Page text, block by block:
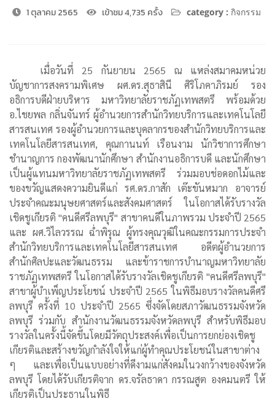
1 ตุลาคม 2565 เข้าชม 4,735 ครั้ง category : กิจกรรม
เมื่อวันที่ 25 กันยายน 2565 ณ แหล่งสมาคมหน่วย
บัญชาการสงครามพิเศษ ผศ.ดร.สุธาสินี ศิริโภคาภิรมย์ รอง
อธิการบดีฝ่ายบริหาร มหาวิทยาลัยราชภัฏเทพสตรี พร้อมด้วย
อ.ไชยพล กลิ่นจันทร์ ผู้อำนวยการสำนักวิทยบริการและเทคโนโลยี
สารสนเทศ รองผู้อำนวยการและบุคลากรของสำนักวิทยบริการและ
เทคโนโลยีสารสนเทศ, คุณกานนท์ เรือนงาม นักวิชาการศึกษา
ชำนาญการ กองพัฒนานักศึกษา สำนักงานอธิการบดี และนักศึกษา
เป็นผู้แทนมหาวิทยาลัยราชภัฏเทพสตรี ร่วมมอบช่อดอกไม้และ
ของขวัญแสดงความยินดีแก่ รศ.ดร.กาสัก เต๊ะขันหมาก อาจารย์
ประจำคณะมนุษยศาสตร์และสังคมศาสตร์ ในโอกาสได้รับรางวัล
เชิดชูเกียรติ "คนดีศรีลพบุรี" สาขาคนดีในภาพรวม ประจำปี 2565
และ ผศ.วิไลวรรณ ฉ่ำพิรุณ ผู้ทรงคุณวุฒิในคณะกรรมการประจำ
สำนักวิทยบริการและเทคโนโลยีสารสนเทศ อดีตผู้อำนวยการ
สำนักศิลปะและวัฒนธรรม และข้าราชการบำนาญมหาวิทยาลัย
ราชภัฏเทพสตรี ในโอกาสได้รับรางวัลเชิดชูเกียรติ "คนดีศรีลพบุรี"
สาขาผู้บำเพ็ญประโยชน์ ประจำปี 2565 ในพิธีมอบรางวัลคนดีศรี
ลพบุรี ครั้งที่ 10 ประจำปี 2565 ซึ่งจัดโดยสภาวัฒนธรรมจังหวัด
ลพบุรี ร่วมกับ สำนักงานวัฒนธรรมจังหวัดลพบุรี สำหรับพิธีมอบ
รางวัลในครั้งนี้จัดขึ้นโดยมีวัตถุประสงค์เพื่อเป็นการยกย่องเชิดชู
เกียรติและสร้างขวัญกำลังใจให้แก่ผู้ทำคุณประโยชน์ในสาขาต่าง
ๆ และเพื่อเป็นแบบอย่างที่ดีงามแก่สังคมในวงกว้างของจังหวัด
ลพบุรี โดยได้รับเกียรติจาก ดร.จรัลธาดา กรรณสูต องคมนตรี ให้
เกียรติเป็นประธานในพิธี